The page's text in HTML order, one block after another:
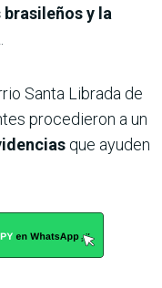
y la
Santa Librada de
procedieron a un
que ayuden